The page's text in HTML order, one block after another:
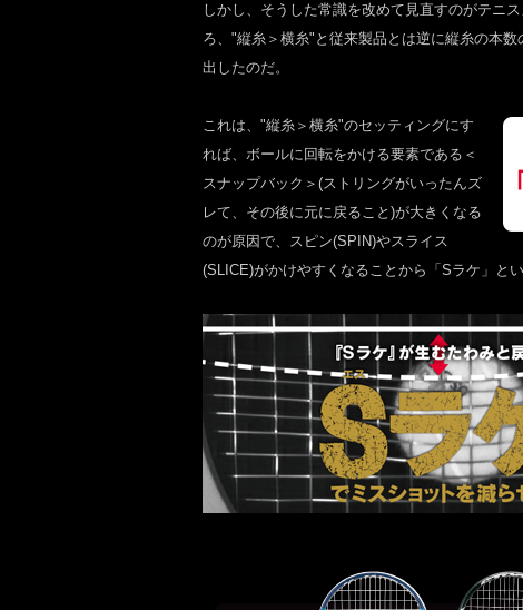
しかし、そうした常識を改めて見直すのがテニ
ろ、"縦糸＞横糸"と従来製品とは逆に縦糸の本
出したのだ。
これは、"縦糸＞横糸"のセッティングにす
れば、ボールに回転をかける要素である＜
スナップバック＞(ストリングがいったんズ
レて、その後に元に戻ること)が大きくなる
のが原因で、スピン(SPIN)やスライス
(SLICE)がかけやすくなることから「Sラケ」と